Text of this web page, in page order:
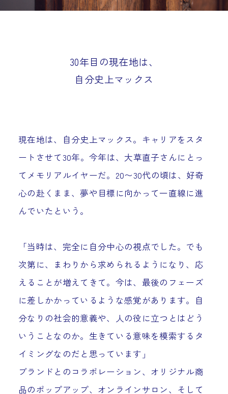
30年目の現在地は、
自分史上マックス
現在地は、自分史上マックス。キャリアをスタ
ートさせて30年。今年は、大草直子さんにとっ
てメモリアルイヤーだ。20〜30代の頃は、好奇
心の赴くまま、夢や目標に向かって一直線に進
んでいたという。
「当時は、完全に自分中心の視点でした。でも
次第に、まわりから求められるようになり、応
えることが増えてきて。今は、最後のフェーズ
に差しかかっているような感覚があります。自
分なりの社会的意義や、人の役に立つとはどう
いうことなのか。生きている意味を模索するタ
イミングなのだと思っています」
ブランドとのコラボレーション、オリジナル商
品のポップアップ、オンラインサロン、そして